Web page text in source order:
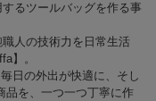
るツールバッグを作る事
人の技術力を日常生活
】。
日の外出が快適に、そし
品を、一つ一つ丁寧に作